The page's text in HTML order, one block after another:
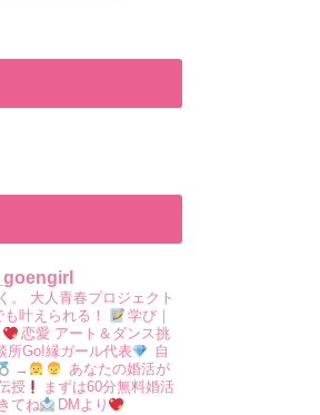
。
大人青春プロジェクト
叶えられる！
学び｜
恋愛 アート＆ダンス挑
所Go!縁ガール代表
自
→
あなたの婚活が
授
まずは60分無料婚活
てね
DMより